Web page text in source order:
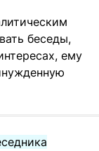
беседы,
ему